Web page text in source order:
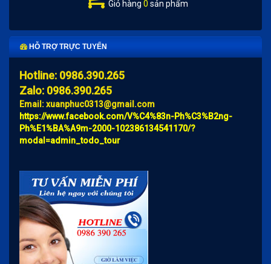
Giỏ hàng 0 sản phẩm
HỖ TRỢ TRỰC TUYẾN
Hotline: 0986.390.265
Zalo: 0986.390.265
Email: xuanphuc0313@gmail.com
https://www.facebook.com/V%C4%83n-Ph%C3%B2ng-
Ph%E1%BA%A9m-2000-102386134541170/?
modal=admin_todo_tour
Khẩu trang vải 3 lớp trắng KT5 giá bán lẻ, bán sỉ rẻ nhất Hà Nội,
gửi hàng toàn quốc
Giá bán sỉ, lẻ các loại khẩu trang uy tín, chất lượng, hàng bảo